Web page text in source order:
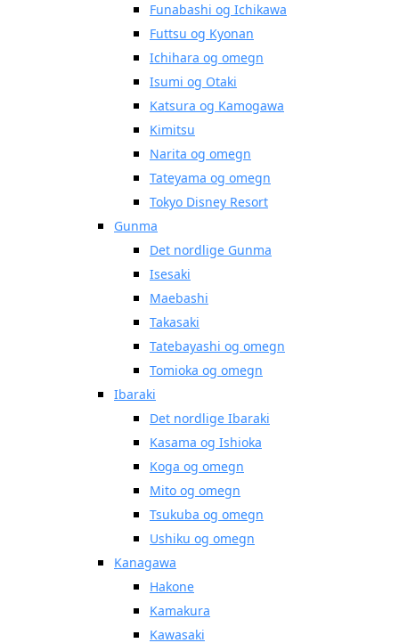
Funabashi og Ichikawa
Futtsu og Kyonan
Ichihara og omegn
Isumi og Otaki
Katsura og Kamogawa
Kimitsu
Narita og omegn
Tateyama og omegn
Tokyo Disney Resort
Gunma
Det nordlige Gunma
Isesaki
Maebashi
Takasaki
Tatebayashi og omegn
Tomioka og omegn
Ibaraki
Det nordlige Ibaraki
Kasama og Ishioka
Koga og omegn
Mito og omegn
Tsukuba og omegn
Ushiku og omegn
Kanagawa
Hakone
Kamakura
Kawasaki